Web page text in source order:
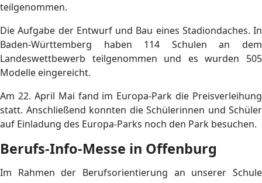
teilgenommen.
Die Aufgabe der Entwurf und Bau eines Stadiondaches. In
Baden-Württemberg haben 114 Schulen an dem
Landeswettbewerb teilgenommen und es wurden 505
Modelle eingereicht.
Am 22. April Mai fand im Europa-Park die Preisverleihung
statt. Anschließend konnten die Schülerinnen und Schüler
auf Einladung des Europa-Parks noch den Park besuchen.
Berufs-Info-Messe in Offenburg
Im Rahmen der Berufsorientierung an unserer Schule